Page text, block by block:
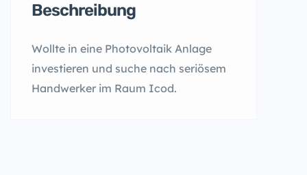
Beschreibung
Wollte in eine Photovoltaik Anlage
investieren und suche nach seriösem
Handwerker im Raum Icod.